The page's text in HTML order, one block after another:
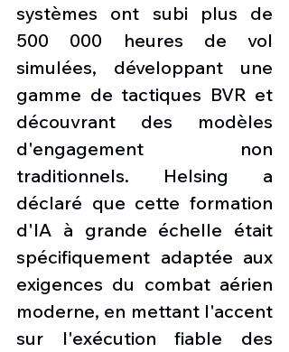
systèmes ont subi plus de
500 000 heures de vol
simulées, développant une
gamme de tactiques BVR et
découvrant des modèles
d'engagement non
traditionnels. Helsing a
déclaré que cette formation
d'IA à grande échelle était
spécifiquement adaptée aux
exigences du combat aérien
moderne, en mettant l'accent
sur l'exécution fiable des